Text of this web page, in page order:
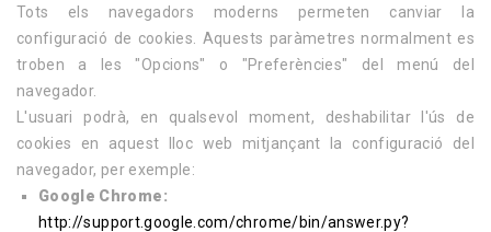
Tots els navegadors moderns permeten canviar la
configuració de cookies. Aquests paràmetres normalment es
troben a les "Opcions" o "Preferències" del menú del
navegador.
L'usuari podrà, en qualsevol moment, deshabilitar l'ús de
cookies en aquest lloc web mitjançant la configuració del
navegador, per exemple:
Google Chrome:
http://support.google.com/chrome/bin/answer.py?